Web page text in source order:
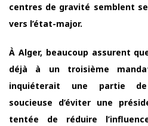
centres de gravité semblent
vers l’état-major.
À Alger, beaucoup assurent
déjà à un troisième
inquiéterait une partie
soucieuse d’éviter une
tentée de réduire